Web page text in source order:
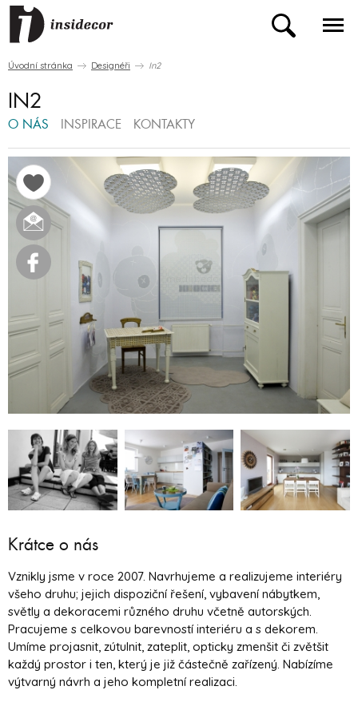
Úvodní stránka Designéři In2
IN2
O NÁS INSPIRACE KONTAKTY
Krátce o nás
Vznikly jsme v roce 2007. Navrhujeme a realizujeme interiéry
všeho druhu; jejich dispoziční řešení, vybavení nábytkem,
světly a dekoracemi různého druhu včetně autorských.
Pracujeme s celkovou barevností interiéru a s dekorem.
Umíme projasnit, zútulnit, zateplit, opticky zmenšit či zvětšit
každý prostor i ten, který je již částečně zařízený. Nabízíme
výtvarný návrh a jeho kompletní realizaci.